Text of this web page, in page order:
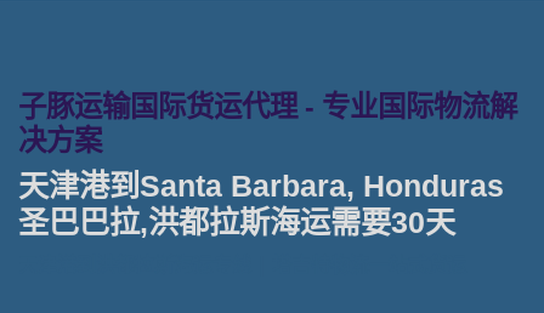
子豚运输国际货运代理 - 专业国际物流解
决方案
天津港到Santa Barbara, Honduras
圣巴巴拉,洪都拉斯海运需要30天